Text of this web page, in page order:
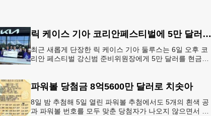
릭 케이스 기아 코리안페스티벌에 5만 달러 후원
최근 새롭게 단장한 릭 케이스 기아 둘루스는 6일 오후 코
리안 페스티벌 강신범 준비위원장에게 5만 달러를 현금으
파워볼 당첨금 8억5600만 달러로 치솟아
8일 밤 추첨해 5일 열린 파워볼 추첨에서도 5개의 흰색 공
과 파워볼 번호를 모두 맞춘 당첨자가 나오지 않으면서 행